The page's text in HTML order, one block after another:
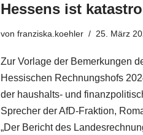
Hessens ist
von franziska.koehler 25. März
Zur Vorlage der Bemerkungen
Hessischen Rechnungshofs
der haushalts- und
Sprecher der AfD-Fraktion,
„Der Bericht des